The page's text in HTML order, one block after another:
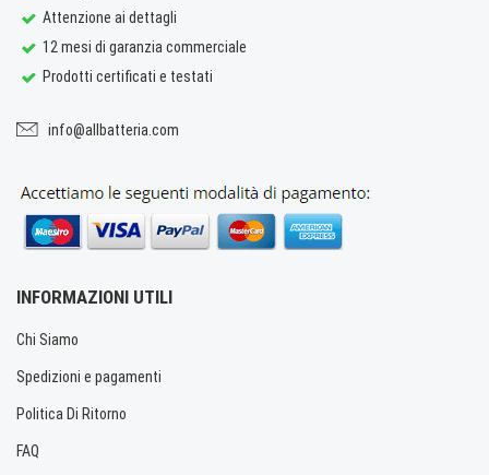
Attenzione ai dettagli
12 mesi di garanzia commerciale
Prodotti certificati e testati
info@allbatteria.com
INFORMAZIONI UTILI
Chi Siamo
Spedizioni e pagamenti
Politica Di Ritorno
FAQ